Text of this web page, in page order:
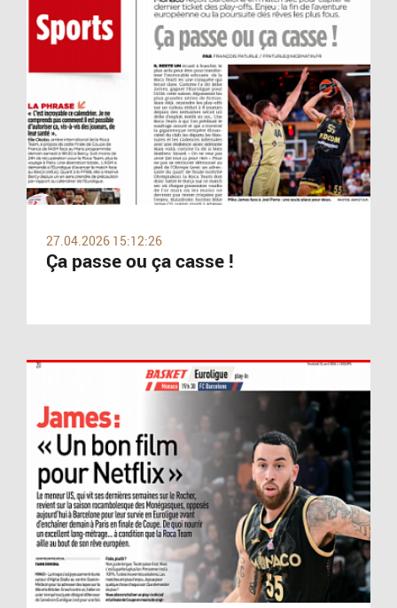
27.04.2026 15:12:26
Ça passe ou ça casse !